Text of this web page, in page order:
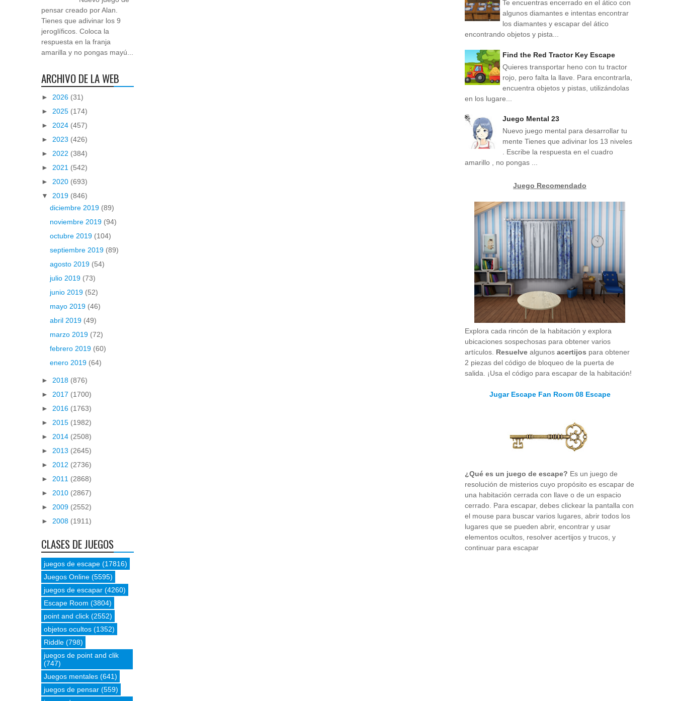
pensar creado por Alan.
Tienes que adivinar los 9
jeroglíficos. Coloca la
respuesta en la franja
amarilla y no pongas mayú...
ARCHIVO DE LA WEB
► 2026 (31)
► 2025 (174)
► 2024 (457)
► 2023 (426)
► 2022 (384)
► 2021 (542)
► 2020 (693)
▼ 2019 (846)
diciembre 2019 (89)
noviembre 2019 (94)
octubre 2019 (104)
septiembre 2019 (89)
agosto 2019 (54)
julio 2019 (73)
junio 2019 (52)
mayo 2019 (46)
abril 2019 (49)
marzo 2019 (72)
febrero 2019 (60)
enero 2019 (64)
► 2018 (876)
► 2017 (1700)
► 2016 (1763)
► 2015 (1982)
► 2014 (2508)
► 2013 (2645)
► 2012 (2736)
► 2011 (2868)
► 2010 (2867)
► 2009 (2552)
► 2008 (1911)
CLASES DE JUEGOS
juegos de escape (17816)
Juegos Online (5595)
juegos de escapar (4260)
Escape Room (3804)
point and click (2552)
objetos ocultos (1352)
Riddle (798)
juegos de point and clik
(747)
Juegos mentales (641)
juegos de pensar (559)
Te encuentras encerrado en el ático con
algunos diamantes e intentas encontrar
los diamantes y escapar del ático
encontrando objetos y pista...
Find the Red Tractor Key Escape
Quieres transportar heno con tu tractor
rojo, pero falta la llave. Para encontrarla,
encuentra objetos y pistas, utilizándolas
en los lugare...
Juego Mental 23
Nuevo juego mental para desarrollar tu
mente Tienes que adivinar los 13 niveles
. Escribe la respuesta en el cuadro
amarillo , no pongas ...
Juego Recomendado
Explora cada rincón de la habitación y explora
ubicaciones sospechosas para obtener varios
artículos. Resuelve algunos acertijos para obtener
2 piezas del código de bloqueo de la puerta de
salida. ¡Usa el código para escapar de la habitación!
Jugar Escape Fan Room 08 Escape
¿Qué es un juego de escape? Es un juego de
resolución de misterios cuyo propósito es escapar de
una habitación cerrada con llave o de un espacio
cerrado. Para escapar, debes clickear la pantalla con
el mouse para buscar varios lugares, abrir todos los
lugares que se pueden abrir, encontrar y usar
elementos ocultos, resolver acertijos y trucos, y
continuar para escapar